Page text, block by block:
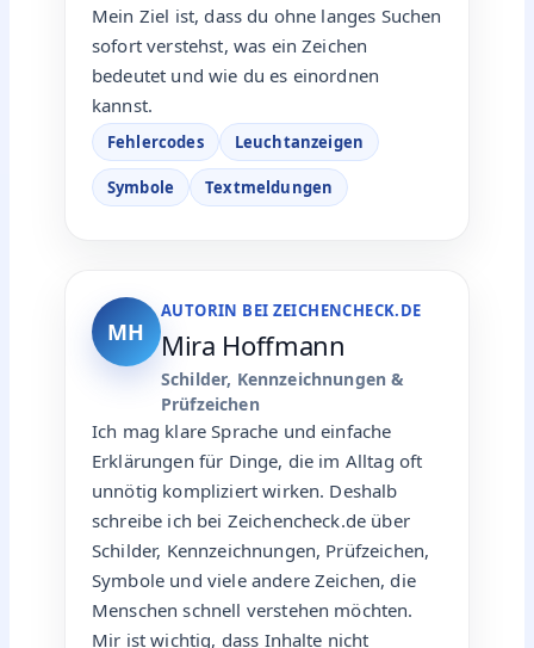
Mein Ziel ist, dass du ohne langes Suchen
sofort verstehst, was ein Zeichen
bedeutet und wie du es einordnen
kannst.
Fehlercodes Leuchtanzeigen
Symbole Textmeldungen
MH
AUTORIN BEI ZEICHENCHECK.DE
Mira Hoffmann
Schilder, Kennzeichnungen &
Prüfzeichen
Ich mag klare Sprache und einfache
Erklärungen für Dinge, die im Alltag oft
unnötig kompliziert wirken. Deshalb
schreibe ich bei Zeichencheck.de über
Schilder, Kennzeichnungen, Prüfzeichen,
Symbole und viele andere Zeichen, die
Menschen schnell verstehen möchten.
Mir ist wichtig, dass Inhalte nicht